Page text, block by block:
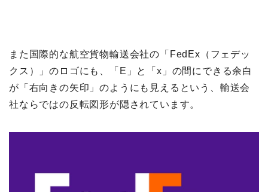
また国際的な航空貨物輸送会社の「FedEx（フェデッ
クス）」のロゴにも、「E」と「x」の間にできる余白
が「右向きの矢印」のようにも見えるという、輸送会
社ならではの反転図形が隠されています。